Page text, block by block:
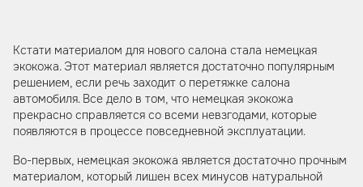
Кстати материалом для нового салона стала немецкая
экокожа. Этот материал является достаточно популярным
решением, если речь заходит о перетяжке салона
автомобиля. Все дело в том, что немецкая экокожа
прекрасно справляется со всеми невзгодами, которые
появляются в процессе повседневной эксплуатации.
Во-первых, немецкая экокожа является достаточно прочным
материалом, который лишен всех минусов натуральной